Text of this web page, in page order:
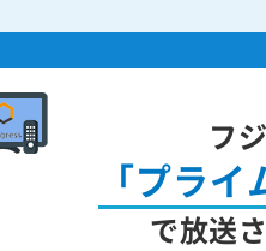
フ
「プラ
で放送